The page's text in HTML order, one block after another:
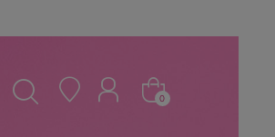
0